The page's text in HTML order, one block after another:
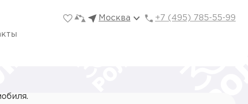
Москва +7 (495) 785-55-99